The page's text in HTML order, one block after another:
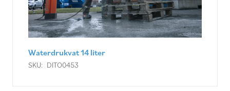
Waterdrukvat 14 liter
SKU: DITO0453